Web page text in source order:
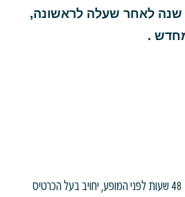
שנה לאחר שעלה לראשונה,
.
48 שעות לפני המופע, יחויב בעל הכרטיס